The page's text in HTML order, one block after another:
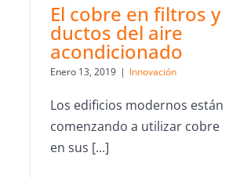
El cobre en filtros y
ductos del aire
acondicionado
Enero 13, 2019 | Innovación
Los edificios modernos están
comenzando a utilizar cobre
en sus [...]